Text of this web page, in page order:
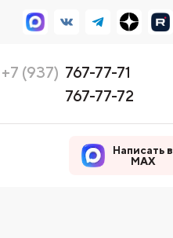
+7 (937) 767-77-71
767-77-72
Написать в
MAX